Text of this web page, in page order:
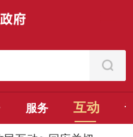
服务 互动